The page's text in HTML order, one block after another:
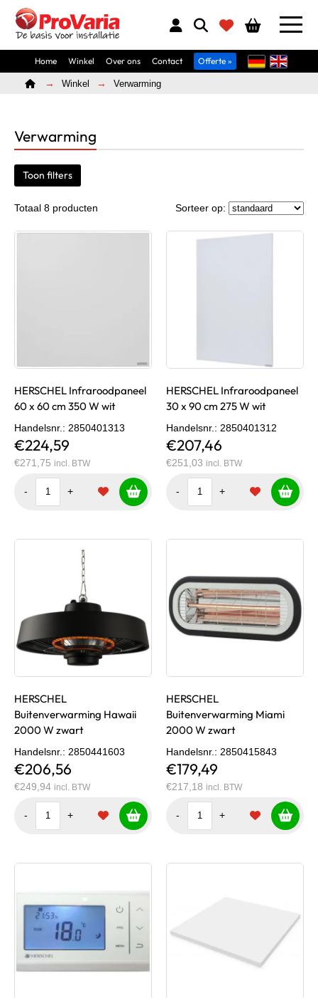
Home Winkel Over ons Contact Offerte »
Home Winkel Verwarming
Verwarming
Totaal 8 producten Sorteer op:
HERSCHEL Infraroodpaneel
60 x 60 cm 350 W wit
Handelsnr. : 2850401313
€224,59
€271,75 incl. BTW
- +
HERSCHEL Infraroodpaneel
30 x 90 cm 275 W wit
Handelsnr. : 2850401312
€207,46
€251,03 incl. BTW
- +
HERSCHEL
Buitenverwarming Hawaii
2000 W zwart
Handelsnr. : 2850441603
€206,56
€249,94 incl. BTW
- +
HERSCHEL
Buitenverwarming Miami
2000 W zwart
Handelsnr. : 2850415843
€179,49
€217,18 incl. BTW
- +
Toon filters